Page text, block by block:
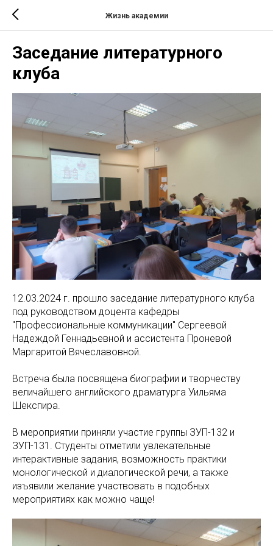
Жизнь академии
Заседание литературного
клуба
12.03.2024 г. прошло заседание литературного клуба
под руководством доцента кафедры
"Профессиональные коммуникации" Сергеевой
Надеждой Геннадьевной и ассистента Проневой
Маргаритой Вячеславовной.
Встреча была посвящена биографии и творчеству
величайшего английского драматурга Уильяма
Шекспира.
В мероприятии приняли участие группы ЗУП-132 и
ЗУП-131. Студенты отметили увлекательные
интерактивные задания, возможность практики
монологической и диалогической речи, а также
изъявили желание участвовать в подобных
мероприятиях как можно чаще!